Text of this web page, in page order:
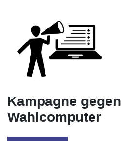
Kampagne gegen
Wahlcomputer